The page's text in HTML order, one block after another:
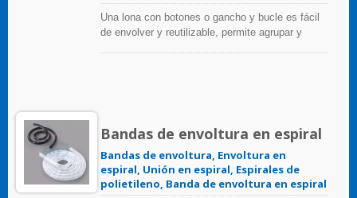
Una lona con botones o gancho y bucle es fácil
de envolver y reutilizable, permite agrupar y
Bandas de envoltura en espiral
Bandas de envoltura, Envoltura en
espiral, Unión en espiral, Espirales de
polietileno, Banda de envoltura en espiral